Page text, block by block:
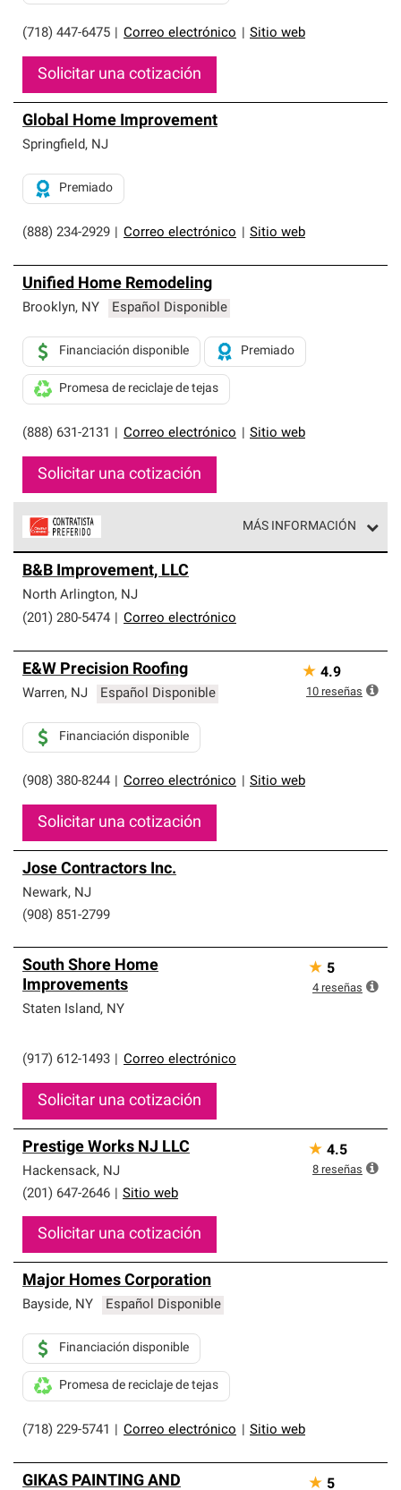
(718) 447-6475 Correo electrónico Sitio web
Solicitar una cotización
Global Home Improvement
Springfield, NJ
(888) 234-2929 Correo electrónico Sitio web
Premiado
Unified Home Remodeling
Brooklyn, NY Español Disponible
(888) 631-2131 Correo electrónico Sitio web
Financiación disponible Premiado
Promesa de reciclaje de tejas
Solicitar una cotización
MÁS INFORMACIÓN
parte de una red exclusiva de profesionales de techos
que cumplen con altos estándares y requisitos estrictos
de profesionalismo y confiabilidad.
B&B Improvement, LLC
North Arlington, NJ
(201) 280-5474
Correo electrónico
E&W Precision Roofing
Warren, NJ Español Disponible
(908) 380-8244 Correo electrónico Sitio web
Financiación disponible
Solicitar una cotización
★ 4.9
10 reseñas
Jose Contractors Inc.
Newark, NJ
(908) 851-2799
South Shore Home
Improvements
Staten Island, NY
(917) 612-1493 Correo electrónico
Solicitar una cotización
★ 5
4 reseñas
Prestige Works NJ LLC
Hackensack, NJ
(201) 647-2646
Sitio web
Solicitar una cotización
★ 4.5
8 reseñas
Major Homes Corporation
Bayside, NY Español Disponible
(718) 229-5741 Correo electrónico Sitio web
Financiación disponible
Promesa de reciclaje de tejas
GIKAS PAINTING AND ★ 5